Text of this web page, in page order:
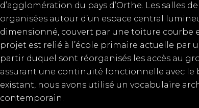
d’agglomération du pays d’Orthe. Les salles
organisées autour d’un espace central
dimensionné, couvert par une toiture courbe
projet est relié à l’école primaire actuelle par
partir duquel sont réorganisés les accès au
assurant une continuité fonctionnelle avec le
existant, nous avons utilisé un vocabulaire
contemporain.